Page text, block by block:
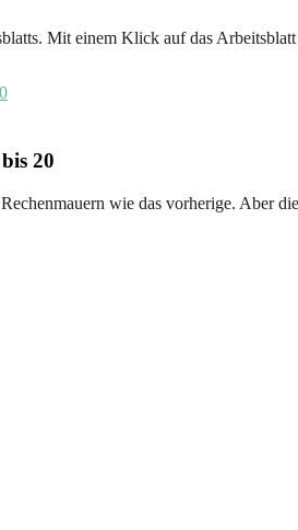
Mit einem Klick auf das
20
wie das vorherige. Aber